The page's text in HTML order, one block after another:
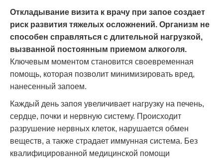
Откладывание визита к врачу при запое создает
риск развития тяжелых осложнений. Организм не
способен справляться с длительной нагрузкой,
вызванной постоянным приемом алкоголя.
Ключевым моментом становится своевременная
помощь, которая позволит минимизировать вред,
нанесенный запоем.
Каждый день запоя увеличивает нагрузку на печень,
сердце, почки и нервную систему. Происходит
разрушение нервных клеток, нарушается обмен
веществ, а также страдает иммунная система. Без
квалифицированной медицинской помощи